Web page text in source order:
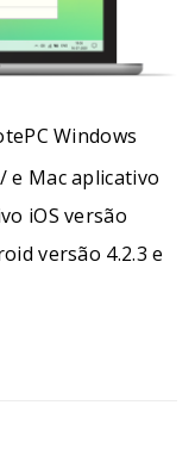
Windows
e Mac aplicativo
iOS versão
versão 4.2.3 e